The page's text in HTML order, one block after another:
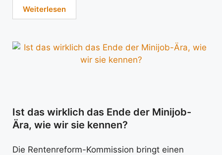
Weiterlesen
Ist das wirklich das Ende der Minijob-
Ära, wie wir sie kennen?
Die Rentenreform-Kommission bringt einen